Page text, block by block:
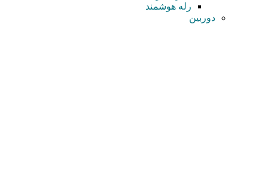
رله هوشمند
دوربین